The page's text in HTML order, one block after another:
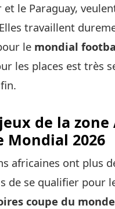
et le Paraguay,
travaillent
le mondial
les places est très
de la
Mondial 2026
africaines ont plus
de se qualifier pour
coupe du